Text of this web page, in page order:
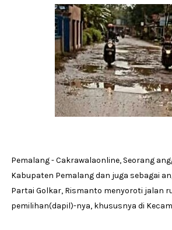
Pemalang - Cakrawalaonline, Seorang
Kabupaten Pemalang dan juga sebagai
Partai Golkar, Rismanto menyoroti jalan
pemilihan(dapil)-nya, khususnya di